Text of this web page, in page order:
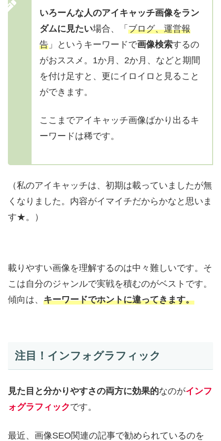
いろーんな人のアイキャッチ画像をラン
ダムに見たい場合、「 ブログ、運営報
告 」というキーワードで画像検索するの
がおススメ。1か月、2か月、などと期間
を付け足すと、更にイロイロと見ること
ができます。
ここまでアイキャッチ画像ばかり出るキ
ーワードは稀です。
（私のアイキャッチは、初期は載っていましたが無
くなりました。内容がイマイチだからかなと思いま
す★。）
載りやすい画像を理解するのは中々難しいです。そ
こは自分のジャンルで実戦を積むのがベストです。
傾向は、 キーワードでホントに違ってきます。
注目！インフォグラフィック
見た目と分かりやすさの両方に効果的なのがインフ
ォグラフィックです。
最近、画像SEO関連の記事で勧められているのを